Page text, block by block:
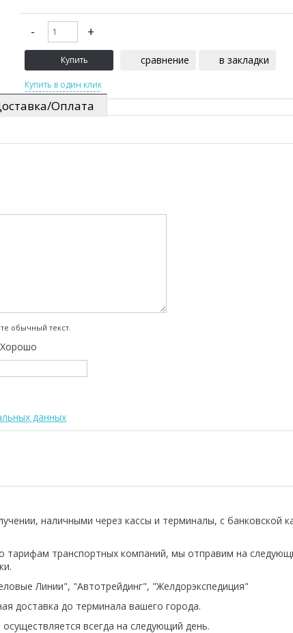
сравнение в закладки
Оплата
обычный текст.
Хорошо
данных
наличными через кассы и терминалы, с
тарифам транспортных компаний, мы отправим на
Линии", "Автотрейдинг", "Желдорэкспедиция"
доставка до терминала вашего города.
всегда на следующий день.